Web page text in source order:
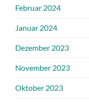
Februar 2024
Januar 2024
Dezember 2023
November 2023
Oktober 2023